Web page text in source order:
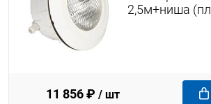
2,5м+ниша
11 856 ₽ / шт